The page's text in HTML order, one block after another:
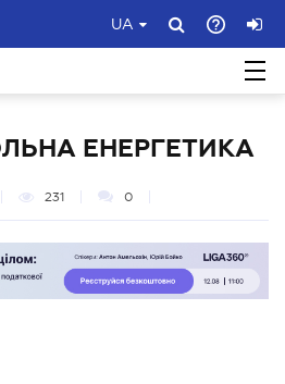
UA
ЕНЕРГЕТИКА
231 0